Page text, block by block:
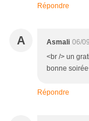
Répondre
A Asmali 06/
<br /> un
bonne
Répondre